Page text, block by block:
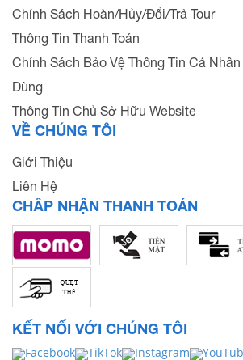
Chính Sách Hoàn/Hủy/Đổi/Trả Tour
Thông Tin Thanh Toán
Chính Sách Bảo Vệ Thông Tin Cá
Dùng
Thông Tin Chủ Sở Hữu Website
VỀ CHÚNG TÔI
Giới Thiệu
Liên Hệ
CHẤP NHẬN THANH TOÁN
KẾT NỐI VỚI CHÚNG TÔI